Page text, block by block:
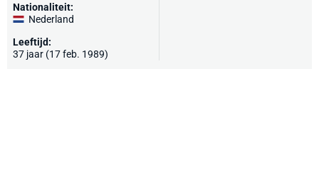
Nationaliteit:
Nederland
Leeftijd:
37 jaar (17 feb. 1989)